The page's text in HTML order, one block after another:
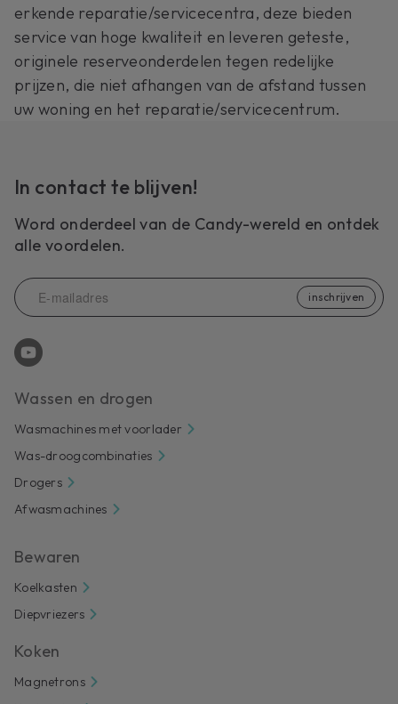
erkende reparatie/servicecentra, deze bieden
service van hoge kwaliteit en leveren geteste,
originele reserveonderdelen tegen redelijke
prijzen, die niet afhangen van de afstand tussen
uw woning en het reparatie/servicecentrum.
In contact te blijven!
Word onderdeel van de Candy-wereld en ontdek
alle voordelen.
inschrijven
Wassen en drogen
Wasmachines met voorlader
Was-droogcombinaties
Drogers
Afwasmachines
Bewaren
Koelkasten
Diepvriezers
Koken
Magnetrons